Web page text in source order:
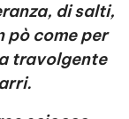
di salti,
pò come per
travolgente